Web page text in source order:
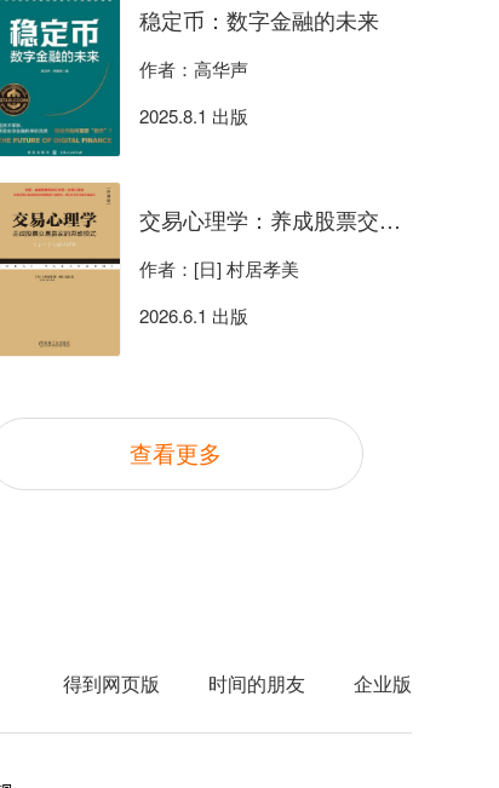
稳定币：数字金融的未来
作者：高华声
2025.8.1 出版
交易心理学：养成股票交易赢家的思维模式（珍藏版）
作者：[日] 村居孝美
2026.6.1 出版
查看更多
得到网页版 时间的朋友 企业版